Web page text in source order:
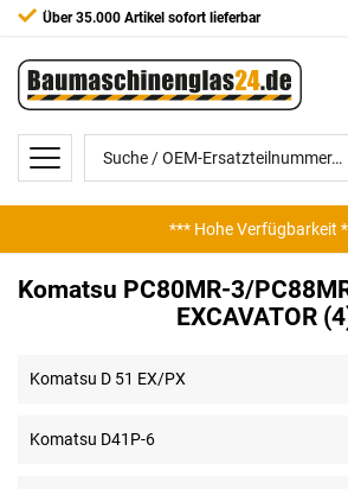
Über 35.000 Artikel sofort lieferbar
*** Hohe Verfügbarkeit
Komatsu PC80MR-3/
EXCAVATOR
Komatsu D 51 EX/PX
Komatsu D41P-6